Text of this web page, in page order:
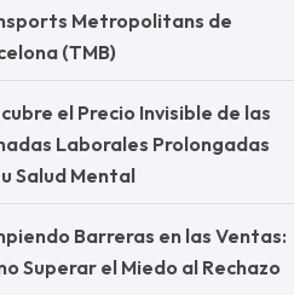
Metropolitans de
(TMB)
el Precio Invisible de las
Laborales Prolongadas
Salud Mental
Barreras en las Ventas:
Superar el Miedo al Rechazo